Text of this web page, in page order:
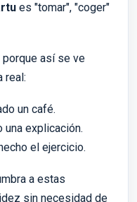
es "tomar", "coger"
porque así se ve
real:
un café.
una explicación.
el ejercicio.
a estas
sin necesidad de